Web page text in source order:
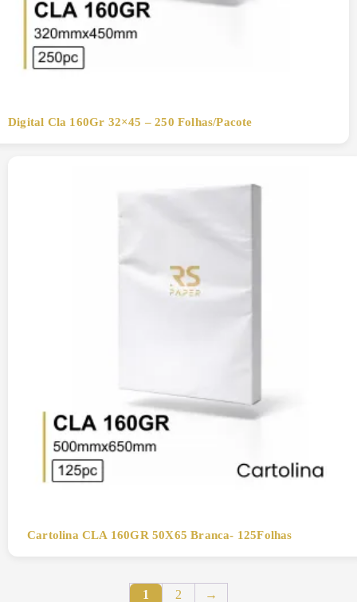
Digital Cla 160Gr 32×45 – 250 Folhas/Pacote
Cartolina CLA 160GR 50X65 Branca- 125Folhas
1 2 →